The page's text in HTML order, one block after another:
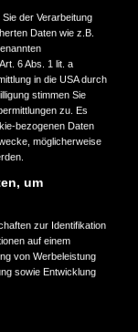
vom 17. bis
startet in
Alpenpässe
Strecken,
intensive
Übernachtet
die
Fahrern
Fahren.
kehrt die
– mit
des
der Verarbeitung
Daten wie z.B.
6 Abs. 1 lit. a
in die USA durch
stimmen Sie
zu. Es
bezogenen Daten
möglicherweise
um
zur Identifikation
auf einem
von Werbeleistung
sowie Entwicklung